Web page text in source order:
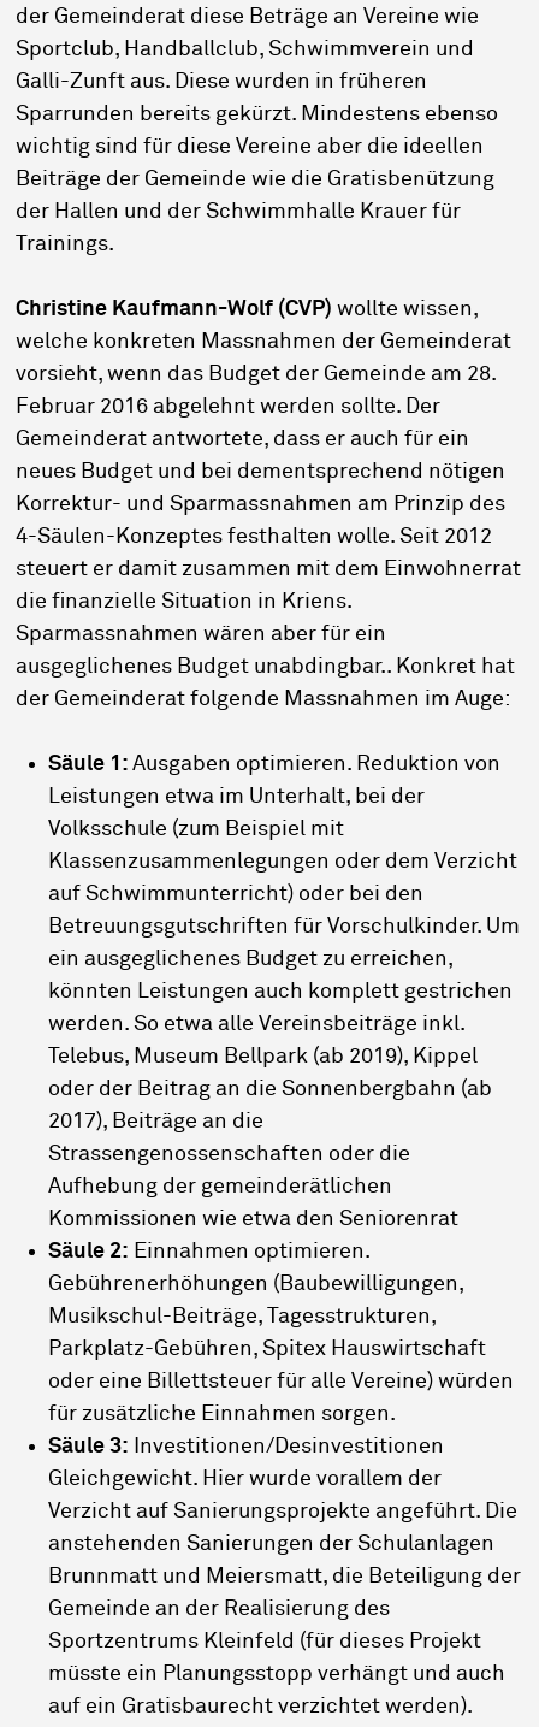
der Gemeinderat diese Beträge an Vereine wie
Sportclub, Handballclub, Schwimmverein und
Galli-Zunft aus. Diese wurden in früheren
Sparrunden bereits gekürzt. Mindestens ebenso
wichtig sind für diese Vereine aber die ideellen
Beiträge der Gemeinde wie die Gratisbenützung
der Hallen und der Schwimmhalle Krauer für
Trainings.
Christine Kaufmann-Wolf (CVP) wollte wissen,
welche konkreten Massnahmen der Gemeinderat
vorsieht, wenn das Budget der Gemeinde am 28.
Februar 2016 abgelehnt werden sollte. Der
Gemeinderat antwortete, dass er auch für ein
neues Budget und bei dementsprechend nötigen
Korrektur- und Sparmassnahmen am Prinzip des
4-Säulen-Konzeptes festhalten wolle. Seit 2012
steuert er damit zusammen mit dem Einwohnerrat
die finanzielle Situation in Kriens.
Sparmassnahmen wären aber für ein
ausgeglichenes Budget unabdingbar.. Konkret hat
der Gemeinderat folgende Massnahmen im Auge:
Säule 1:Ausgaben optimieren. Reduktion von
Leistungen etwa im Unterhalt, bei der
Volksschule (zum Beispiel mit
Klassenzusammenlegungen oder dem Verzicht
auf Schwimmunterricht) oder bei den
Betreuungsgutschriften für Vorschulkinder. Um
ein ausgeglichenes Budget zu erreichen,
könnten Leistungen auch komplett gestrichen
werden. So etwa alle Vereinsbeiträge inkl.
Telebus, Museum Bellpark (ab 2019), Kippel
oder der Beitrag an die Sonnenbergbahn (ab
2017), Beiträge an die
Strassengenossenschaften oder die
Aufhebung der gemeinderätlichen
Kommissionen wie etwa den Seniorenrat
Säule 2: Einnahmen optimieren.
Gebührenerhöhungen (Baubewilligungen,
Musikschul-Beiträge, Tagesstrukturen,
Parkplatz-Gebühren, Spitex Hauswirtschaft
oder eine Billettsteuer für alle Vereine) würden
für zusätzliche Einnahmen sorgen.
Säule 3: Investitionen/Desinvestitionen
Gleichgewicht. Hier wurde vorallem der
Verzicht auf Sanierungsprojekte angeführt. Die
anstehenden Sanierungen der Schulanlagen
Brunnmatt und Meiersmatt, die Beteiligung der
Gemeinde an der Realisierung des
Sportzentrums Kleinfeld (für dieses Projekt
müsste ein Planungsstopp verhängt und auch
auf ein Gratisbaurecht verzichtet werden).